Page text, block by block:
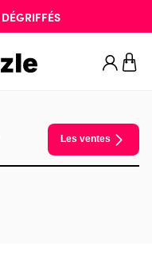
DÉGRIFFÉS
Les ventes